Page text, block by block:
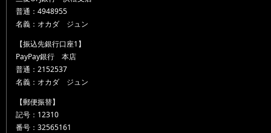
普通：4948955
名義：オカダ ジュン
【振込先銀行口座1】
PayPay銀行 本店
普通：2152537
名義：オカダ ジュン
【郵便振替】
記号：12310
番号：32565161